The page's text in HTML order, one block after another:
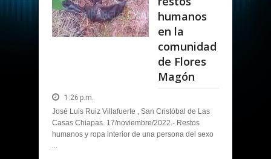
humanos
en la
comunidad
de Flores
Magón
1:26 p.m.
José Luis Ruiz Villafuerte , San Cristóbal de Las
Casas Chiapas. 17/noviembre/2022.- Restos
humanos y ropa interior de una persona del sexo
...